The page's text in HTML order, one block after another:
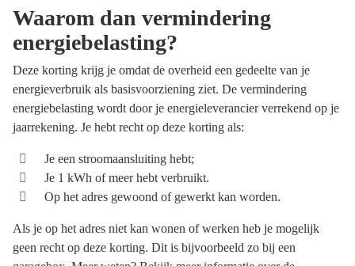
Waarom dan vermindering
energiebelasting?
Deze korting krijg je omdat de overheid een gedeelte van je
energieverbruik als basisvoorziening ziet. De vermindering
energiebelasting wordt door je energieleverancier verrekend op je
jaarrekening. Je hebt recht op deze korting als:
Je een stroomaansluiting hebt;
Je 1 kWh of meer hebt verbruikt.
Op het adres gewoond of gewerkt kan worden.
Als je op het adres niet kan wonen of werken heb je mogelijk
geen recht op deze korting. Dit is bijvoorbeeld zo bij een